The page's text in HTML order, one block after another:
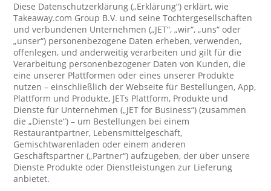
Diese Datenschutzerklärung („Erklärung“) erklärt, wie
Takeaway.com Group B.V. und seine Tochtergesellschaften
und verbundenen Unternehmen („JET“, „wir“, „uns“ oder
„unser“) personenbezogene Daten erheben, verwenden,
offenlegen, und anderweitig verarbeiten und gilt für die
Verarbeitung personenbezogener Daten von Kunden, die
eine unserer Plattformen oder eines unserer Produkte
nutzen – einschließlich der Webseite für Bestellungen, App,
Plattform und Produkte, JETs Plattform, Produkte und
Dienste für Unternehmen („JET for Business“) (zusammen
die „Dienste“) – um Bestellungen bei einem
Restaurantpartner, Lebensmittelgeschäft,
Gemischtwarenladen oder einem anderen
Geschäftspartner („Partner“) aufzugeben, der über unsere
Dienste Produkte oder Dienstleistungen zur Lieferung
anbietet.